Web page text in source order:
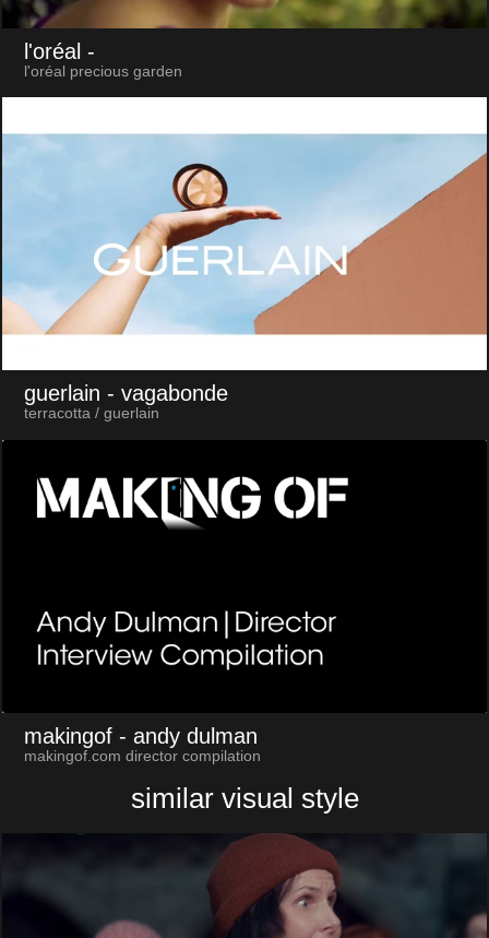
l'oréal -
l'oréal precious garden
guerlain - vagabonde
terracotta / guerlain
makingof - andy dulman
makingof.com director compilation
similar visual style